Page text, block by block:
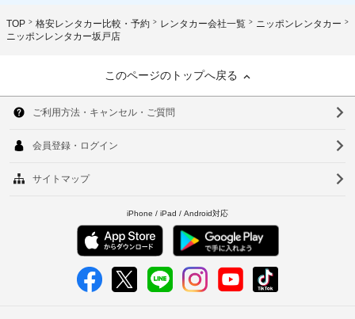
TOP 格安レンタカー比較・予約 レンタカー会社一覧
ニッポンレンタカー
ニッポンレンタカー坂戸店
このページのトップへ戻る